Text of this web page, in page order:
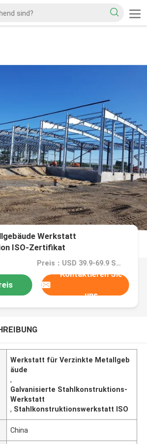
Werkstatt
ISO-Zertifikat
Preis：USD 39.9-69.9 SQM
Kontaktieren Sie
uns
Werkstatt für Verzinkte Metallgeb
äude
,
Galvanisierte Stahlkonstruktions-
Werkstatt
, Stahlkonstruktionswerkstatt ISO
China